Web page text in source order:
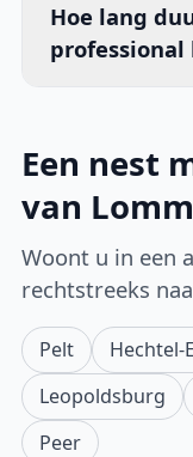
Hoe lang
professional
Een nest
van
Woont u in een
rechtstreeks
Pelt Hechtel-
Leopoldsburg
Peer